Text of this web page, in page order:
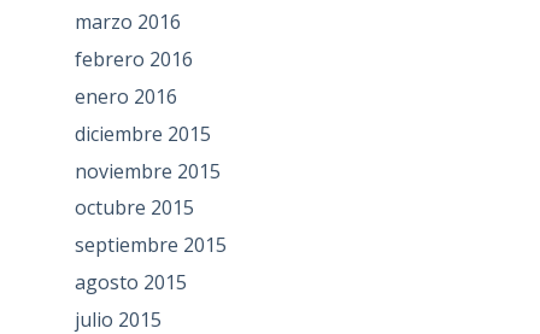
marzo 2016
febrero 2016
enero 2016
diciembre 2015
noviembre 2015
octubre 2015
septiembre 2015
agosto 2015
julio 2015